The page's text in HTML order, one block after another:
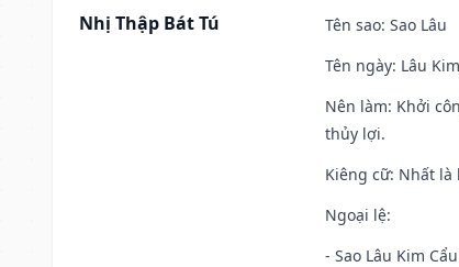
Nhị Thập Bát Tú Tên sao: Sao Lâu
Tên ngày: Lâu
Nên làm: Khởi
thủy lợi.
Kiêng cữ: Nhất là
Ngoại lệ:
- Sao Lâu Kim